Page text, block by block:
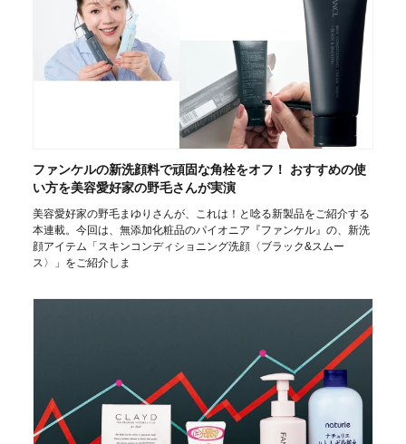
ファンケルの新洗顔料で頑固な角栓をオフ！ おすすめの使
い方を美容愛好家の野毛さんが実演
美容愛好家の野毛まゆりさんが、これは！と唸る新製品をご紹介する
本連載。今回は、無添加化粧品のパイオニア『ファンケル』の、新洗
顔アイテム「スキンコンディショニング洗顔〈ブラック&スムー
ス〉」をご紹介しま